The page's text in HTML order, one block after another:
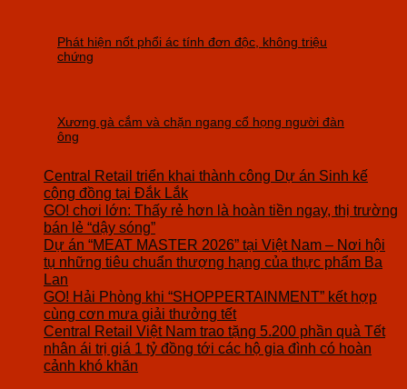
Phát hiện nốt phổi ác tính đơn độc, không triệu
chứng
Xương gà cắm và chặn ngang cổ họng người đàn
ông
Central Retail triển khai thành công Dự án Sinh kế
cộng đồng tại Đắk Lắk
GO! chơi lớn: Thấy rẻ hơn là hoàn tiền ngay, thị trường
bán lẻ “dậy sóng”
Dự án “MEAT MASTER 2026” tại Việt Nam – Nơi hội
tụ những tiêu chuẩn thượng hạng của thực phẩm Ba
Lan
GO! Hải Phòng khi “SHOPPERTAINMENT” kết hợp
cùng cơn mưa giải thưởng tết
Central Retail Việt Nam trao tặng 5.200 phần quà Tết
nhân ái trị giá 1 tỷ đồng tới các hộ gia đình có hoàn
cảnh khó khăn